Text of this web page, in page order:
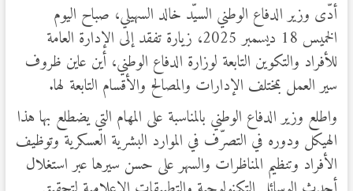
أدّى وزير الدفاع الوطني السيّد خالد السهيلي، صباح اليوم
الخميس 18 ديسمبر 2025، زيارة تفقد إلى الإدارة العامة
للأفراد والتكوين التابعة لوزارة الدفاع الوطني، أين عاين ظروف
سير العمل بمختلف الإدارات والمصالح والأقسام التابعة لها.
واطلع وزير الدفاع الوطني بالمناسبة على المهام التي يضطلع بها هذا
الهيكل ودوره في التصرّف في الموارد البشرية العسكرية وتوظيف
الأفراد وتنظيم المناظرات والسهر على حسن سيرها عبر استغلال